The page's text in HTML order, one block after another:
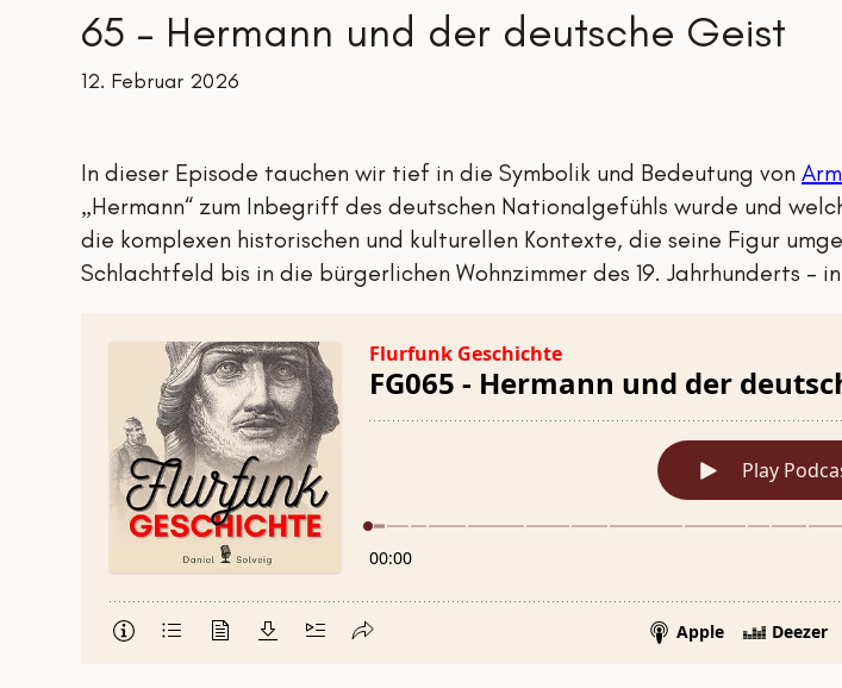
65 – Hermann und der deutsche Geist
12. Februar 2026
In dieser Episode tauchen wir tief in die Symbolik und Bedeutung von
„Hermann“ zum Inbegriff des deutschen Nationalgefühls wurde und
die komplexen historischen und kulturellen Kontexte, die seine Figur
Schlachtfeld bis in die bürgerlichen Wohnzimmer des 19. Jahrhunderts –